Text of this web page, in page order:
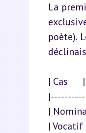
La
poète).
| Cas
|
| Vocatif